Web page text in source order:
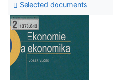
Selected documents